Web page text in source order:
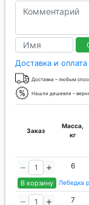
Доставка и оплата
Доставка – любым
Нашли дешевле –
Заказ
Масса,
кг
В корзину
6
Лебедка
7